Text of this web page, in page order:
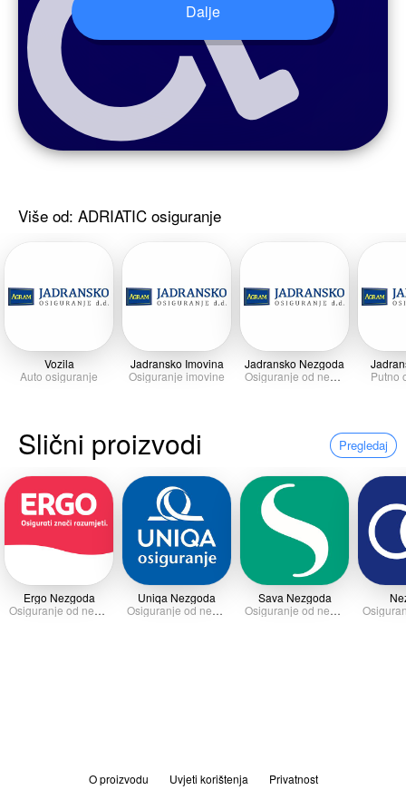
Više od: ADRIATIC osiguranje
Vozila
Auto osiguranje
Jadransko Imovina
Osiguranje imovine
Jadransko Nezgoda
Osiguranje od nezgode
Putno
Slični proizvodi Pregledaj
Ergo Nezgoda
Osiguranje od nezgode
Uniqa Nezgoda
Osiguranje od nezgode
Sava Nezgoda
Osiguranje od nezgode
O proizvodu Uvjeti korištenja Privatnost